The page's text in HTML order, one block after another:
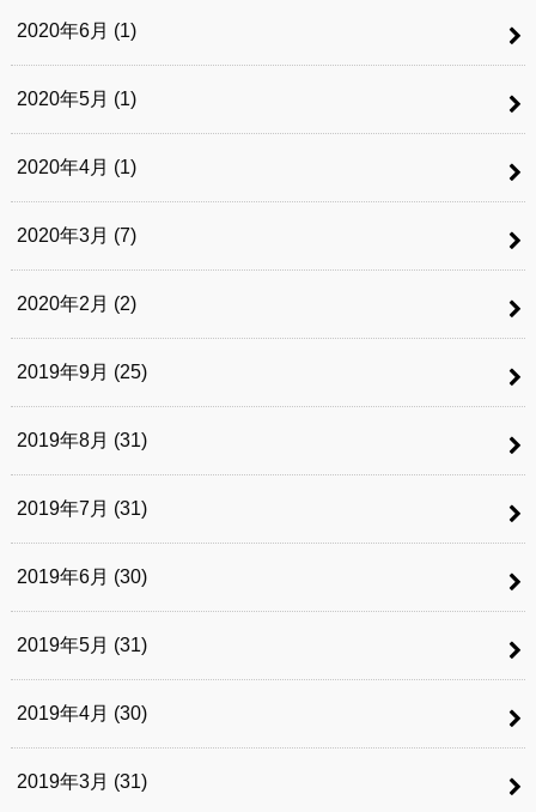
2020年6月 (1)
2020年5月 (1)
2020年4月 (1)
2020年3月 (7)
2020年2月 (2)
2019年9月 (25)
2019年8月 (31)
2019年7月 (31)
2019年6月 (30)
2019年5月 (31)
2019年4月 (30)
2019年3月 (31)